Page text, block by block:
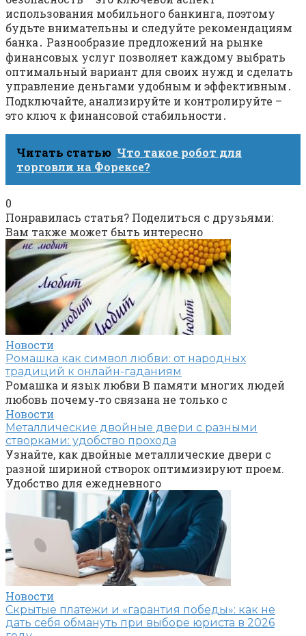
использования мобильного банкинга, поэтому
будьте внимательны и следуйте рекомендациям
банка․ Разнообразие предложений на рынке
финансовых услуг позволяет каждому выбрать
оптимальный вариант для своих нужд и сделать
управление деньгами удобным и эффективным․
Подключайте, анализируйте и контролируйте –
это ключ к финансовой стабильности․
Читать статью Что такое робот для
торговли на Форексе?
0
Понравилась статья? Поделиться с друзьями:
Вам также может быть интересно
Новости
Ромашка как символ любви: от народных
традиций к онлайн-гаданиям
Ромашка и язык любви В памяти многих людей
любовь почему‑то связана не только с
Новости
Металлические двойные двери с разными
створками: удобство прохода
Узнайте, как двойные металлические двери с
разной шириной створок оптимизируют проем.
Удобство для ежедневного
Новости
Скрытые платежи и «гарантия победы»: как не
дать себя обмануть при выборе юриста в 2026